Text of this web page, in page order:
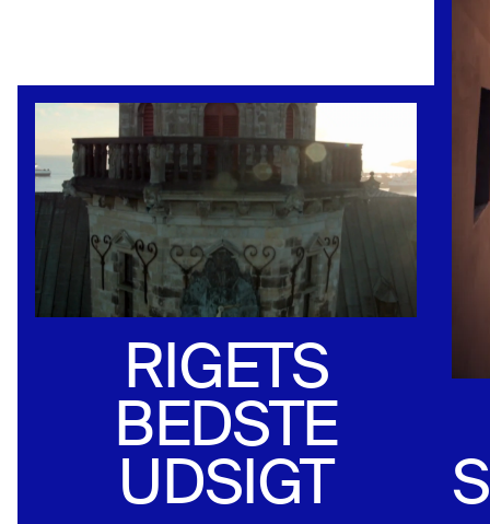
RIGETS
BEDSTE
UDSIGT